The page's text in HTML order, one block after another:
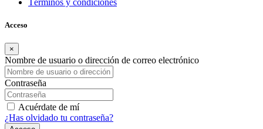
Términos y condiciones
Acceso
×
Nombre de usuario o dirección de correo electrónico
Contraseña
Acuérdate de mí
¿Has olvidado tu contraseña?